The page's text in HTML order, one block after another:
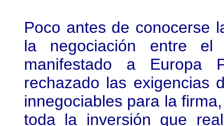
Poco antes de conocerse
la negociación entre
manifestado a Europa
rechazado las exigencias
innegociables para la
toda la inversión que